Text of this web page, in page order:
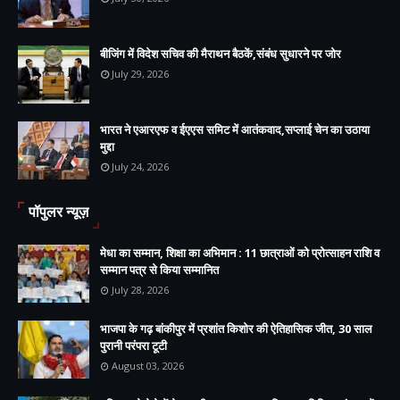
बीजिंग में विदेश सचिव की मैराथन बैठकें,संबंध सुधारने पर जोर
July 29, 2026
भारत ने एआरएफ व ईएएस समिट में आतंकवाद,सप्लाई चेन का उठाया
मुद्दा
July 24, 2026
पॉपुलर न्यूज़
मेधा का सम्मान, शिक्षा का अभिमान : 11 छात्राओं को प्रोत्साहन राशि व
सम्मान पत्र से किया सम्मानित
July 28, 2026
भाजपा के गढ़ बांकीपुर में प्रशांत किशोर की ऐतिहासिक जीत, 30 साल
पुरानी परंपरा टूटी
August 03, 2026